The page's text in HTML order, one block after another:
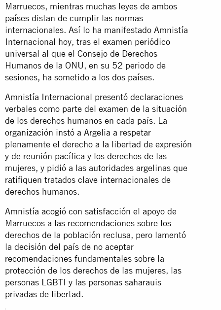
Marruecos, mientras muchas leyes de ambos
países distan de cumplir las normas
internacionales. Así lo ha manifestado Amnistía
Internacional hoy, tras el examen periódico
universal al que el Consejo de Derechos
Humanos de la ONU, en su 52 periodo de
sesiones, ha sometido a los dos países.
Amnistía Internacional presentó declaraciones
verbales como parte del examen de la situación
de los derechos humanos en cada país. La
organización instó a Argelia a respetar
plenamente el derecho a la libertad de expresión
y de reunión pacífica y los derechos de las
mujeres, y pidió a las autoridades argelinas que
ratifiquen tratados clave internacionales de
derechos humanos.
Amnistía acogió con satisfacción el apoyo de
Marruecos a las recomendaciones sobre los
derechos de la población reclusa, pero lamentó
la decisión del país de no aceptar
recomendaciones fundamentales sobre la
protección de los derechos de las mujeres, las
personas LGBTI y las personas saharauis
privadas de libertad.